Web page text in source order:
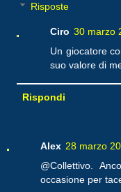
Risposte
Ciro 30 marzo
Un giocatore
suo valore di
Rispondi
Alex 28 marzo
@Collettivo.
occasione per